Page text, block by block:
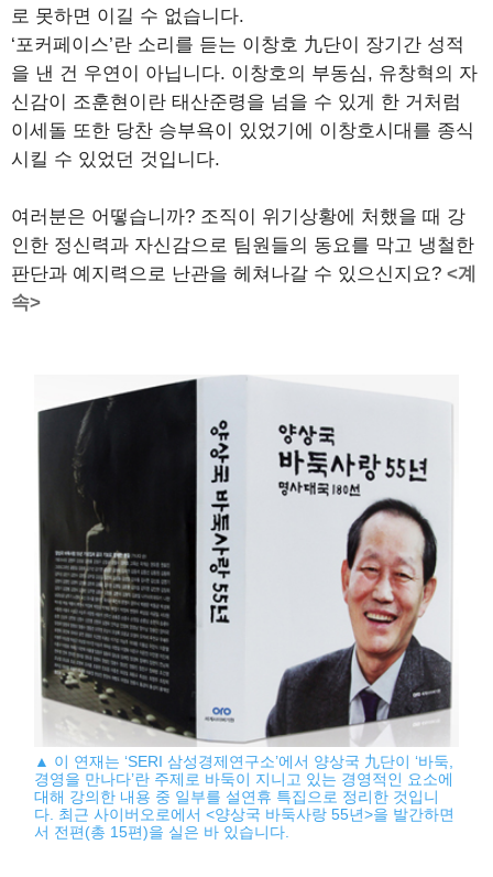
로 못하면 이길 수 없습니다.
‘포커페이스’란 소리를 듣는 이창호 九단이 장기간 성적
을 낸 건 우연이 아닙니다. 이창호의 부동심, 유창혁의 자
신감이 조훈현이란 태산준령을 넘을 수 있게 한 거처럼
이세돌 또한 당찬 승부욕이 있었기에 이창호시대를 종식
시킬 수 있었던 것입니다.
여러분은 어떻습니까? 조직이 위기상황에 처했을 때 강
인한 정신력과 자신감으로 팀원들의 동요를 막고 냉철한
판단과 예지력으로 난관을 헤쳐나갈 수 있으신지요? <계
속>
▲ 이 연재는 ‘SERI 삼성경제연구소’에서 양상국 九단이 ‘바둑,
경영을 만나다’란 주제로 바둑이 지니고 있는 경영적인 요소에
대해 강의한 내용 중 일부를 설연휴 특집으로 정리한 것입니
다. 최근 사이버오로에서 <양상국 바둑사랑 55년>을 발간하면
서 전편(총 15편)을 실은 바 있습니다.